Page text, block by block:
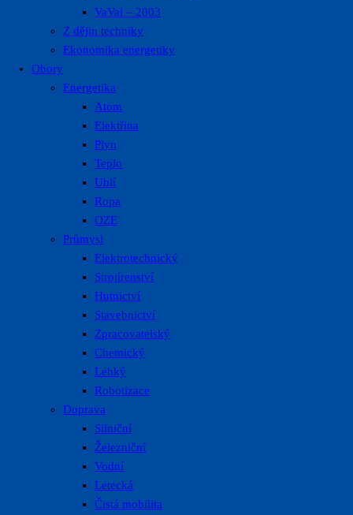
VaVal – 2003
Z dějin techniky
Ekonomika energetiky
Obory
Energetika
Atom
Elektřina
Plyn
Teplo
Uhlí
Ropa
OZE
Průmysl
Elektrotechnický
Strojírenství
Hutnictví
Stavebnictví
Zpracovatelský
Chemický
Lehký
Robotizace
Doprava
Silniční
Železniční
Vodní
Letecká
Čistá mobilita